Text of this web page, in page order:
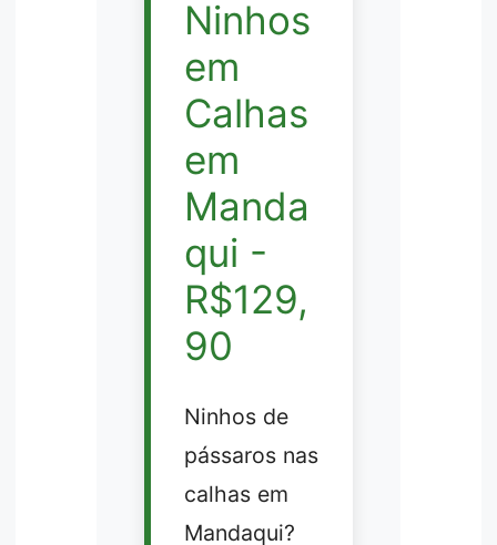
Ninhos
em
Calhas
em
Manda
qui -
R$129,
90
Ninhos de
pássaros nas
calhas em
Mandaqui?